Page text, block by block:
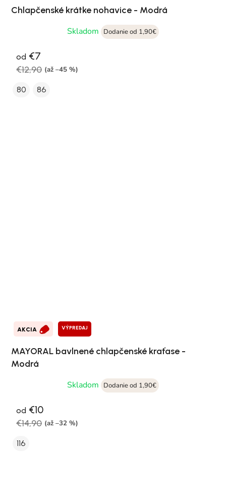
Chlapčenské krátke nohavice - Modrá
Skladom
Dodanie od 1,90€
od €7
€12,90 (až –45 %)
80 86
AKCIA VÝPREDAJ
MAYORAL bavlnené chlapčenské kraťase -
Modrá
Skladom
Dodanie od 1,90€
od €10
€14,90 (až –32 %)
116